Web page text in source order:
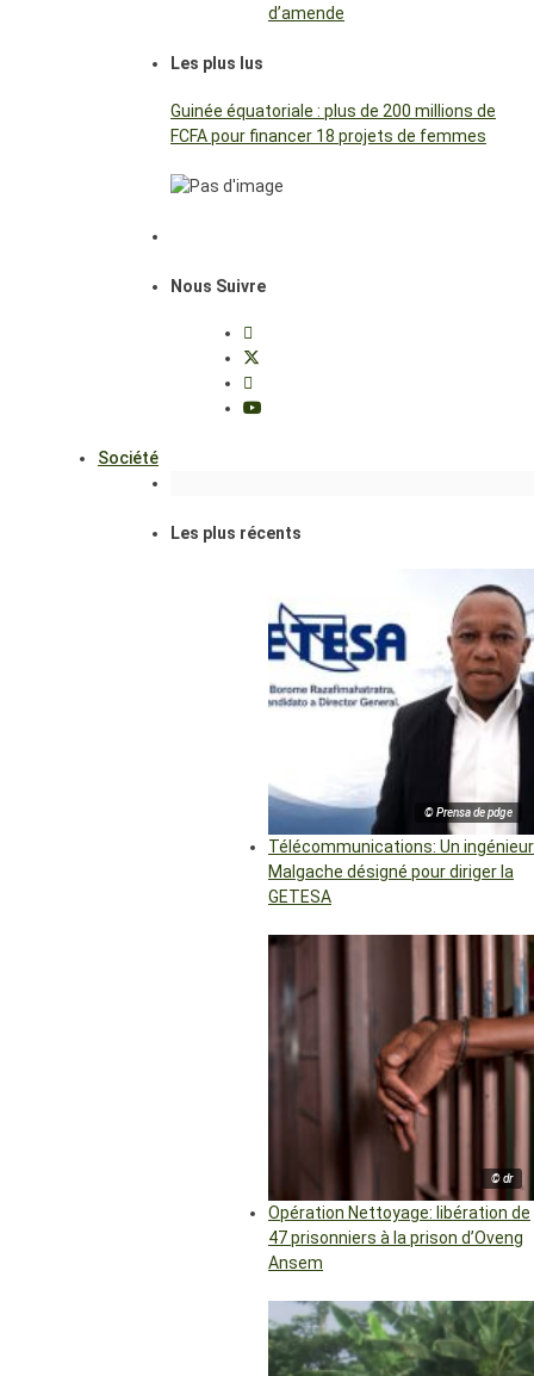
d’amende
Les plus lus
Guinée équatoriale : plus de 200 millions de
FCFA pour financer 18 projets de femmes
Nous Suivre
Société
Les plus récents
© Prensa de pdge
Télécommunications: Un ingénieur
Malgache désigné pour diriger la
GETESA
© dr
Opération Nettoyage: libération de
47 prisonniers à la prison d’Oveng
Ansem